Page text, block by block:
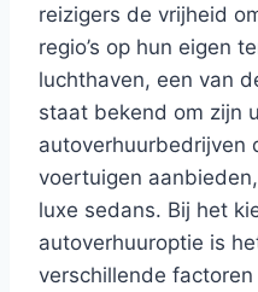
reizigers de vrijheid
regio’s op hun eigen
luchthaven, een van
staat bekend om zijn
autoverhuurbedrijven
voertuigen
luxe sedans. Bij het
autoverhuuroptie is
verschillende